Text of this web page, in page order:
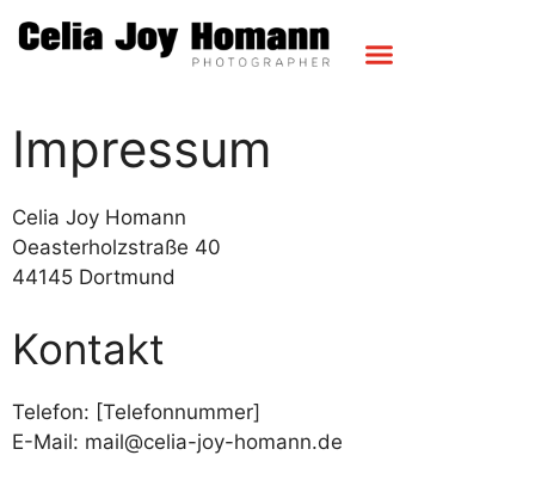
Impressum
Celia Joy Homann
Oeasterholzstraße 40
44145 Dortmund
Kontakt
Telefon: [Telefonnummer]
E-Mail: mail@celia-joy-homann.de